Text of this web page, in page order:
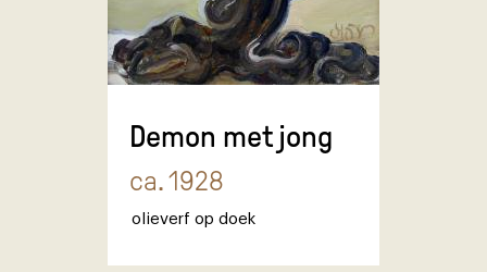
Demon met jong
ca. 1928
olieverf op doek